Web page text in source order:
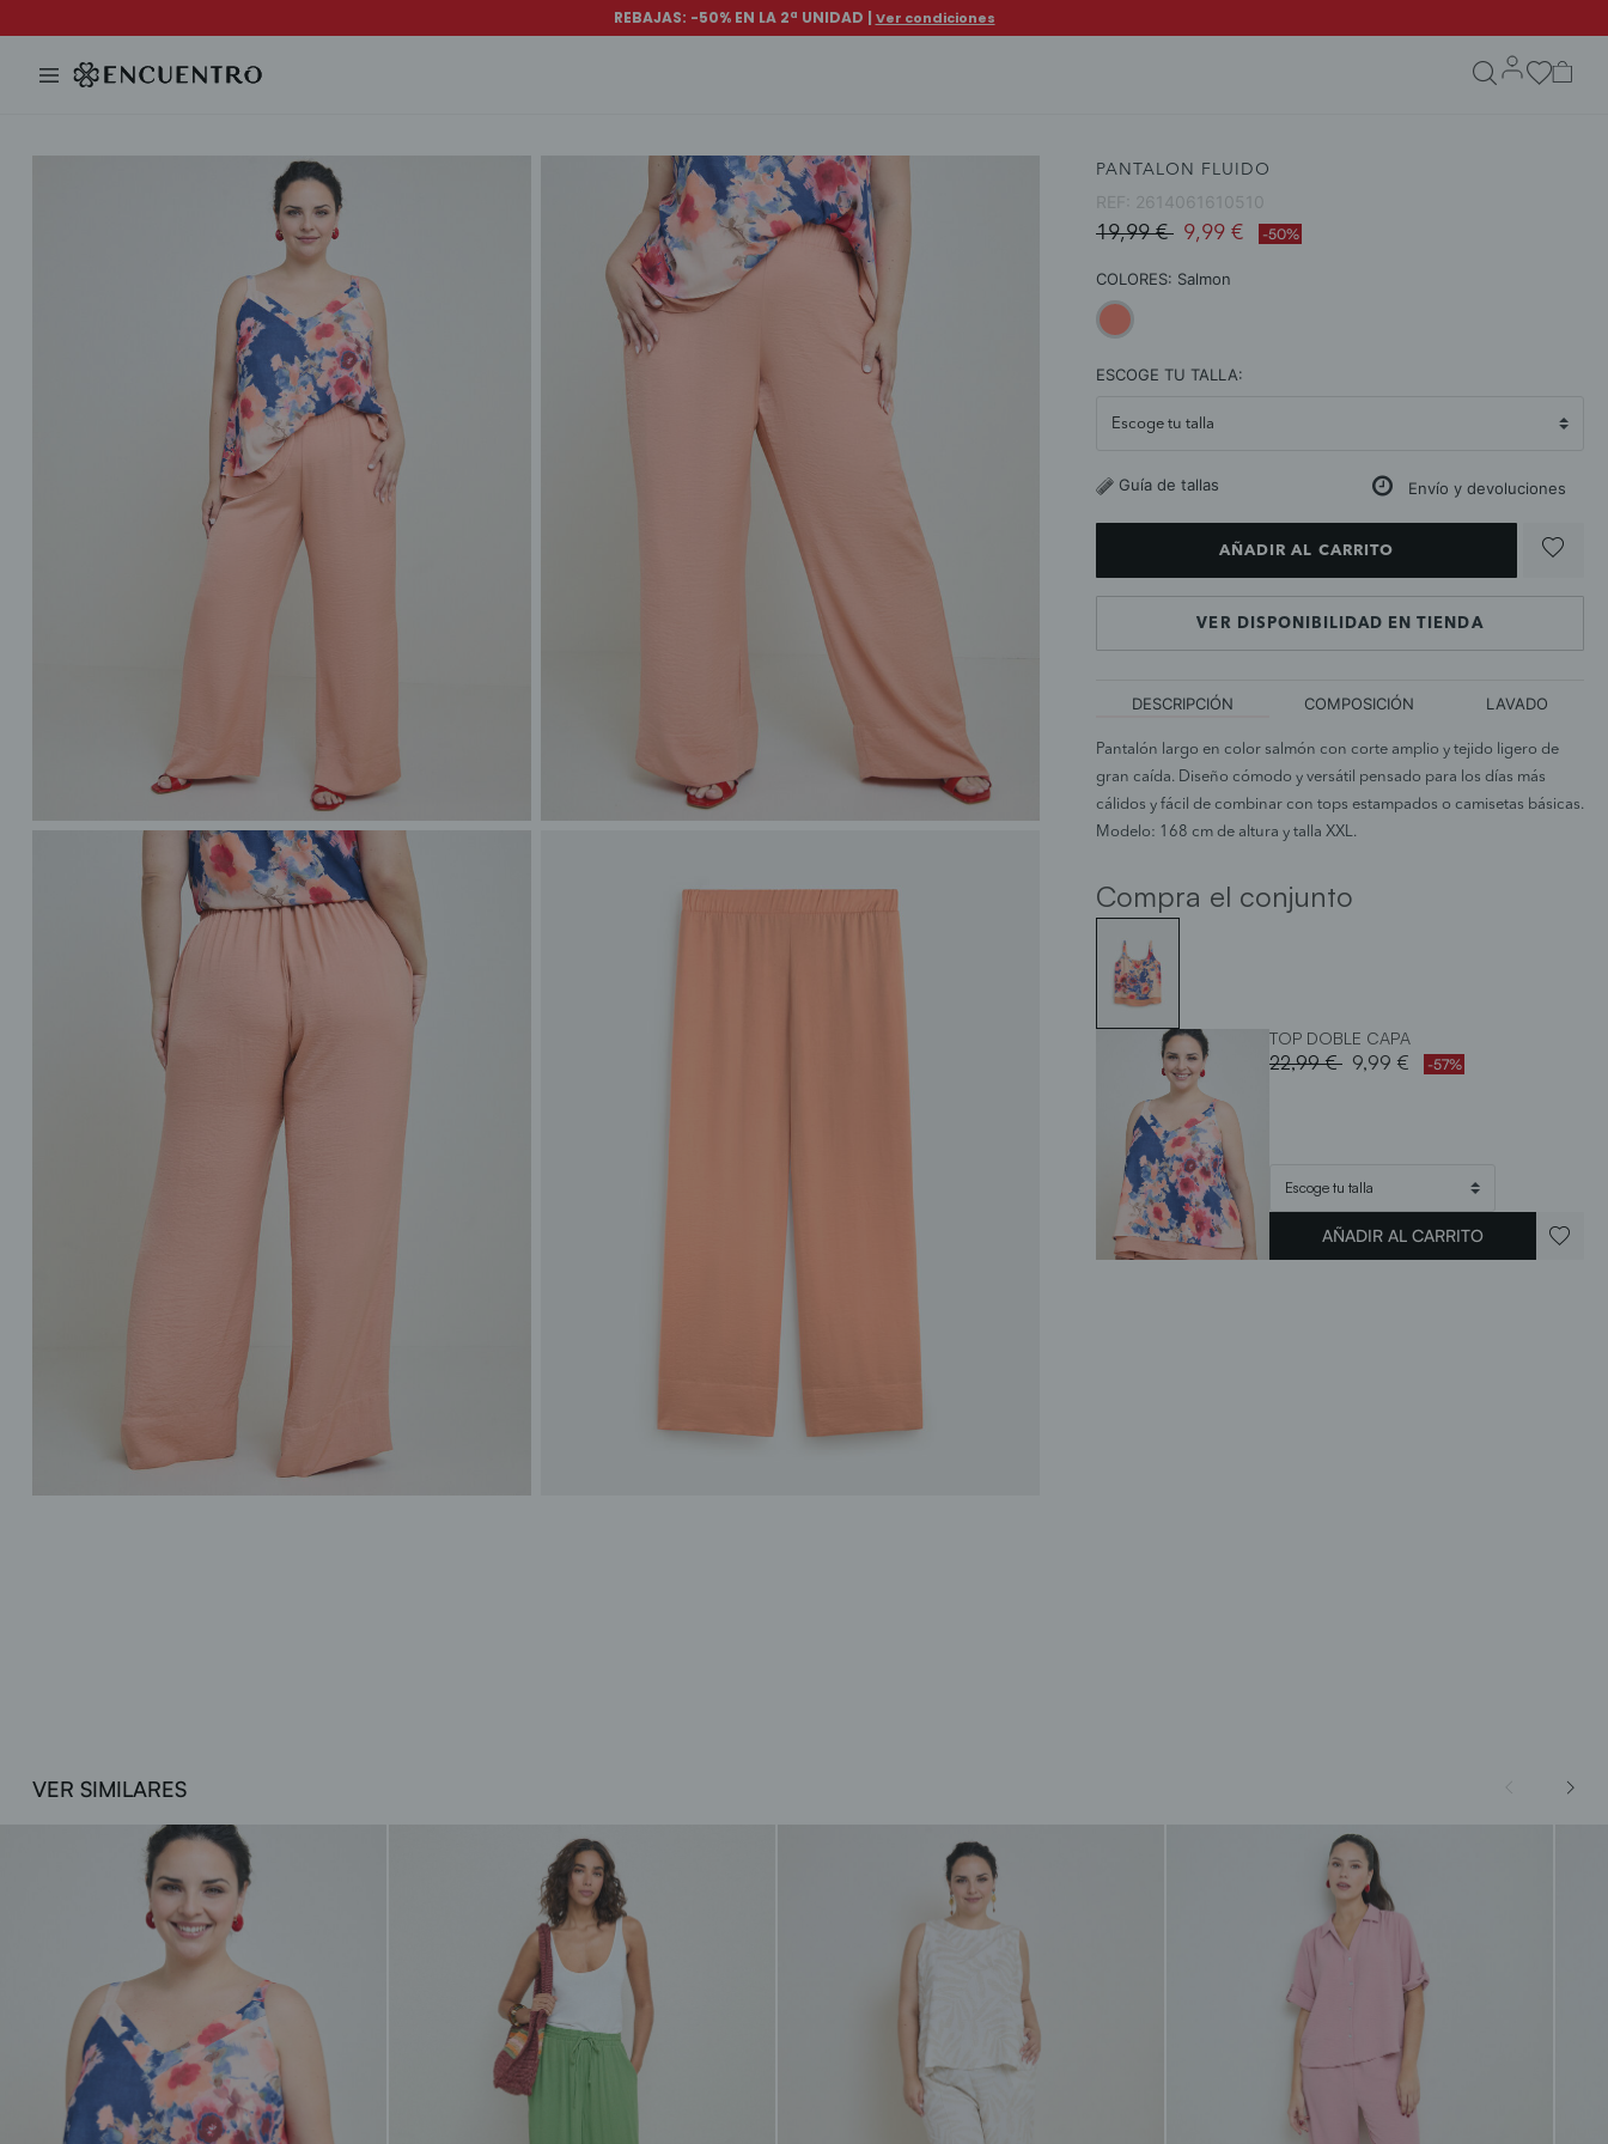
PANTALON FLUIDO
REF: 2614061610510
Price reduced from
19,99 €to9,99 € -50%
COLORES: Salmon
ESCOGE TU TALLA:
Guía de tallas Envío y devoluciones
AÑADIR AL CARRITO
VER DISPONIBILIDAD EN TIENDA
DESCRIPCIÓN COMPOSICIÓN LAVADO
Pantalón largo en color salmón con corte amplio y tejido ligero de
gran caída. Diseño cómodo y versátil pensado para los días más
cálidos y fácil de combinar con tops estampados o camisetas básicas.
Modelo: 168 cm de altura y talla XXL.
Compra el conjunto
TOP DOBLE CAPA
Price reduced from
22,99 €to9,99 € -57%
AÑADIR AL CARRITO
VER SIMILARES